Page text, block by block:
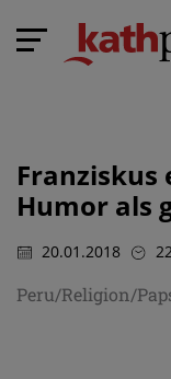
Humor als
20.01.2018
Peru/Religion/